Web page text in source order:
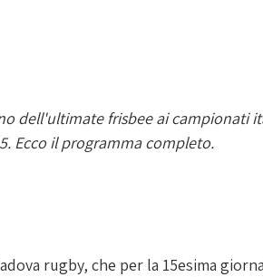
dell'ultimate frisbee ai campionati
Ecco il programma completo.
rugby, che per la 15esima